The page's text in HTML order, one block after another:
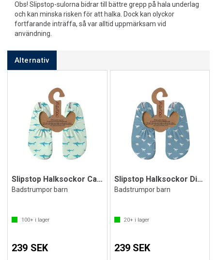
Obs! Slipstop-sulorna bidrar till bättre grepp på hala underlag
och kan minska risken för att halka. Dock kan olyckor
fortfarande inträffa, så var alltid uppmärksam vid
användning.
Alternativ
Slipstop Halksockor Caribbean Jr
Badstrumpor barn
100+ i lager
239 SEK
Slipstop Halksockor Dino Petrol
Badstrumpor barn
20+i lager
239 SEK